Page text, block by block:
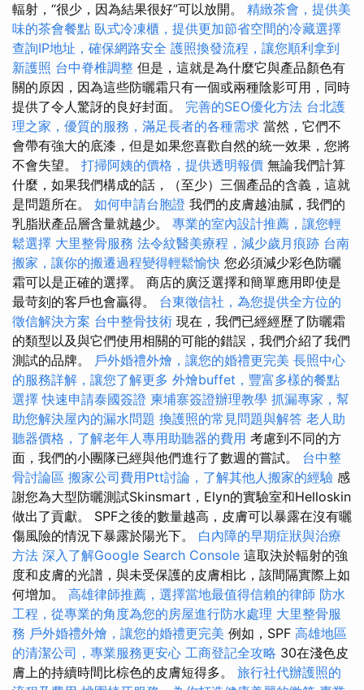
輻射，“很少，因為結果很好”可以放開。 精緻茶會，提供美
味的茶會餐點 臥式冷凍櫃，提供更加節省空間的冷藏選擇
查詢IP地址，確保網路安全 護照換發流程，讓您順利拿到
新護照 台中脊椎調整 但是，這就是為什麼它與產品顏色有
關的原因，因為這些防曬霜只有一個或兩種陰影可用，同時
提供了令人驚訝的良好封面。 完善的SEO優化方法 台北護
理之家，優質的服務，滿足長者的各種需求 當然，它們不
會帶有強大的底漆，但是如果您喜歡自然的統一效果，您將
不會失望。 打掃阿姨的價格，提供透明報價 無論我們計算
什麼，如果我們構成的話，（至少）三個產品的含義，這就
是問題所在。 如何申請台胞證 我們的皮膚越油膩，我們的
乳脂狀產品層含量就越少。 專業的室內設計推薦，讓您輕
鬆選擇 大里整骨服務 法令紋醫美療程，減少歲月痕跡 台南
搬家，讓你的搬遷過程變得輕鬆愉快 您必須減少彩色防曬
霜可以是正確的選擇。 商店的廣泛選擇和簡單應用即使是
最苛刻的客戶也會贏得。 台東徵信社，為您提供全方位的
徵信解決方案 台中整骨技術 現在，我們已經經歷了防曬霜
的類型以及與它們使用相關的可能的錯誤，我們介紹了我們
測試的品牌。 戶外婚禮外燴，讓您的婚禮更完美 長照中心
的服務詳解，讓您了解更多 外燴buffet，豐富多樣的餐點
選擇 快速申請泰國簽證 柬埔寨簽證辦理教學 抓漏專家，幫
助您解決屋內的漏水問題 換護照的常見問題與解答 老人助
聽器價格，了解老年人專用助聽器的費用 考慮到不同的方
面，我們的小團隊已經與他們進行了數週的嘗試。 台中整
骨討論區 搬家公司費用Ptt討論，了解其他人搬家的經驗 感
謝您為大型防曬測試Skinsmart，Elyn的實驗室和Helloskin
做出了貢獻。 SPF之後的數量越高，皮膚可以暴露在沒有曬
傷風險的情況下暴露於陽光下。 白內障的早期症狀與治療
方法 深入了解Google Search Console 這取決於輻射的強
度和皮膚的光譜，與未受保護的皮膚相比，該間隔實際上如
何增加。 高雄律師推薦，選擇當地最值得信賴的律師 防水
工程，從專業的角度為您的房屋進行防水處理 大里整骨服
務 戶外婚禮外燴，讓您的婚禮更完美 例如，SPF 高雄地區
的清潔公司，專業服務更安心 工商登記全攻略 30在淺色皮
膚上的持續時間比棕色的皮膚短得多。 旅行社代辦護照的